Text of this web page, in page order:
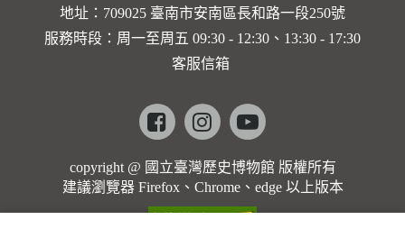
地址：709025 臺南市安南區長和路一段250號
服務時段：周一至周五 09:30 - 12:30、13:30 - 17:30
客服信箱
Facebookinstagramyoutube
copyright @ 國立臺灣歷史博物館 版權所有
建議瀏覽器 Firefox、Chrome、edge 以上版本